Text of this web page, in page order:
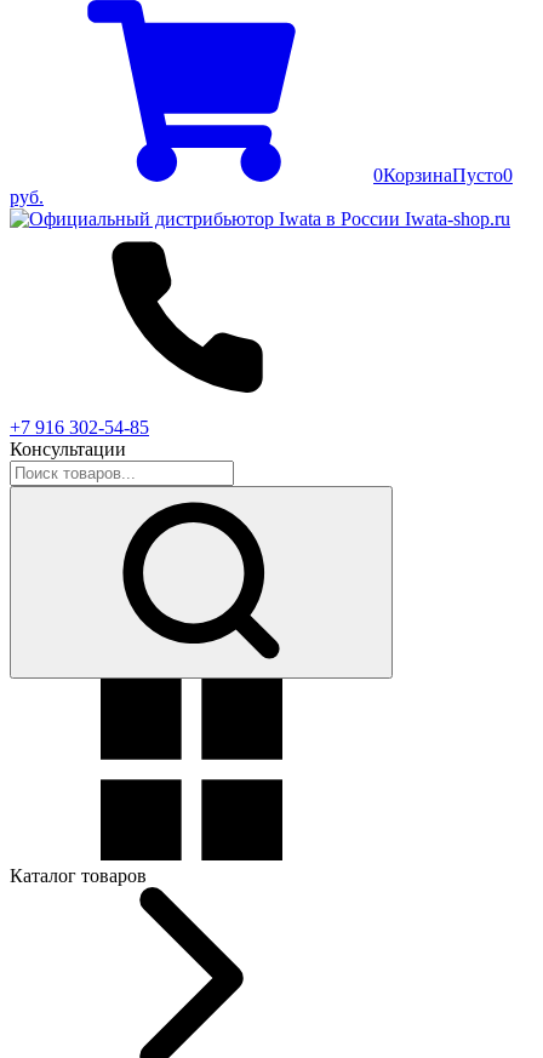
0КорзинаПусто0
руб.
+7 916 302-54-85
Консультации
Каталог товаров